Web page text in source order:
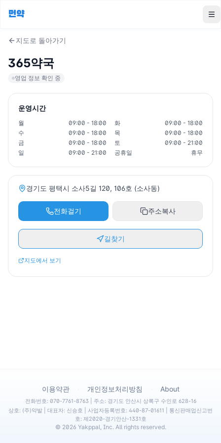
먼약
지도로 돌아가기
365약국
영업 정보 확인 중
운영시간
월 09:00 - 18:00 화
09:00 - 18:00
수
09:00 - 18:00 목
09:00 - 18:00
금
09:00 - 18:00 토
09:00 - 21:00
일
09:00 - 21:00 공휴일 휴무
경기도 평택시 소사5길 120, 106호 (소사동)
전화걸기 주소복사
길찾기
지도에서 보기
이용약관 개인정보처리방침 About
전화번호: 070-7761-8763 | 주소: 경기도 안산시 상록구 수인로 628-16
상호: (주)약발 | 대표자: 신승호 | 사업자등록번호: 440-87-01611 | 통신판매업신고번
호: 제2020-경기안산-1331호
© 2026 Yakppal, Inc. All rights reserved.